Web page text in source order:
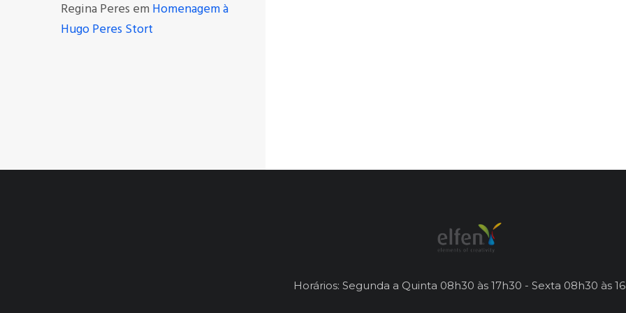
Regina Peres em Homenagem à
Hugo Peres Stort
Horários: Segunda a Quinta 08h30 às 17h30 - Sexta 08h30 às